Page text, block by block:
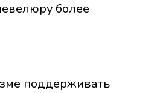
более
поддерживать